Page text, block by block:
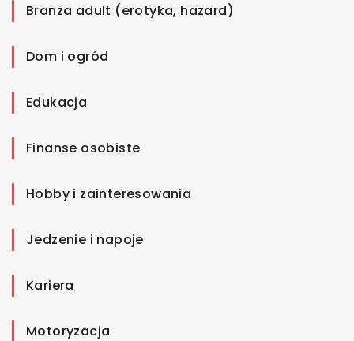
Branża adult (erotyka, hazard)
Dom i ogród
Edukacja
Finanse osobiste
Hobby i zainteresowania
Jedzenie i napoje
Kariera
Motoryzacja